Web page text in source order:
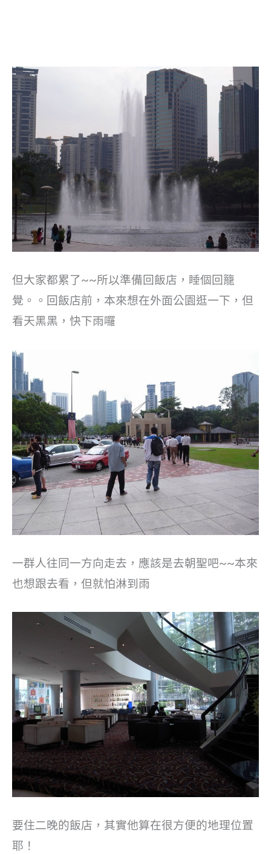
但大家都累了~~所以準備回飯店，睡個回籠
覺。。回飯店前，本來想在外面公園逛一下，但
看天黑黑，快下雨囉
一群人往同一方向走去，應該是去朝聖吧~~本來
也想跟去看，但就怕淋到雨
要住二晚的飯店，其實他算在很方便的地理位置
耶！